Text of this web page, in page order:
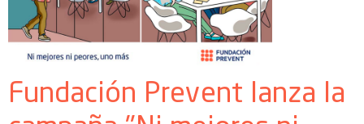
Fundación Prevent lanza la